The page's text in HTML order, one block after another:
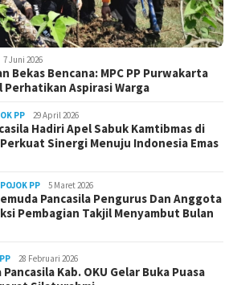
7 Juni 2026
Bekas Bencana: MPC PP Purwakarta
Perhatikan Aspirasi Warga
PP 29 April 2026
Hadiri Apel Sabuk Kamtibmas di
Sinergi Menuju Indonesia Emas
POJOK PP 5 Maret 2026
Pancasila Pengurus Dan Anggota
Pembagian Takjil Menyambut Bulan
28 Februari 2026
Pancasila Kab. OKU Gelar Buka Puasa